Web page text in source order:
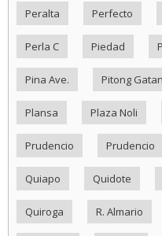
Peralta Perfecto
Perla C Piedad
Pina Ave. Pitong
Plansa Plaza Noli
Prudencio Prudencio
Quiapo Quidote
Quiroga R. Almario